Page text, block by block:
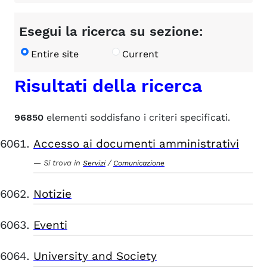
Esegui la ricerca su sezione:
Entire site Current
Risultati della ricerca
96850 elementi soddisfano i criteri specificati.
Accesso ai documenti amministrativi
Si trova in Servizi / Comunicazione
Notizie
Eventi
University and Society